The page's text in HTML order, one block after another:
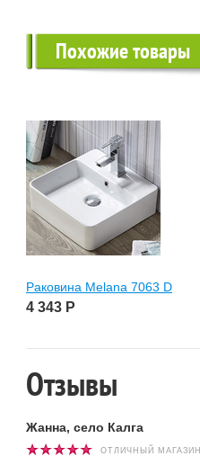
Похожие товары
Раковина Melana 7063 D
4 343 Р
Отзывы
Жанна, село Калга
ОТЛИЧНЫЙ МАГАЗИН